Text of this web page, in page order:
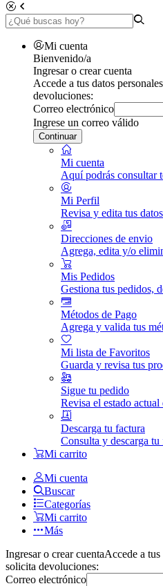
Mi cuenta
Bienvenido/a
Ingresar o crear cuenta
Accede a tus datos
devoluciones:
Correo electrónico
Ingrese un correo válido
Continuar
Mi cuenta
Aquí podrás consultar
Mi Perfil
Revisa y edita tus
Direcciones de envio
Agrega, edita y/o
Mis Pedidos
Gestiona tus pedidos,
Métodos de Pago
Agrega y valida tus
Mi lista de Favoritos
Guarda y revisa tus
Sigue tu pedido
Revisa el estado
Descarga tu factura
Consulta y descarga tu
Mi carrito
Mi cuenta
Buscar
Categorías
Mi carrito
Más
Ingresar o crear cuentaAccede a
solicita devoluciones:
Correo electrónico